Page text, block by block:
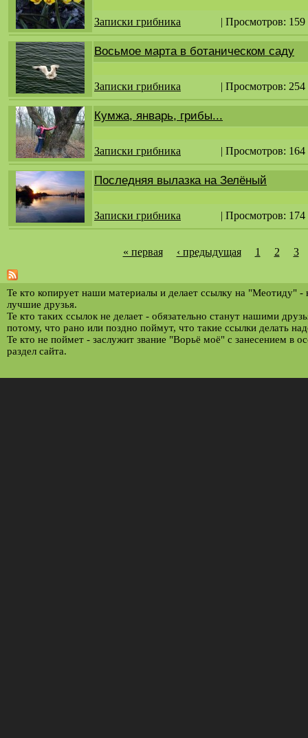
Записки грибника | Просмотров: 159
Восьмое марта в ботаническом саду
Записки грибника | Просмотров: 254
Кумжа, январь, грибы...
Записки грибника | Просмотров: 164
Последняя вылазка на Зелёный
Записки грибника | Просмотров: 174
т
р
а
н
и
« первая ‹ предыдущая 1 2 3
Те кто копирует наши материалы и делает ссылку на "Меотиду" -
лучшие друзья.
Те кто таких ссылок не делает - обязательно станут нашими
потому, что рано или поздно поймут, что такие ссылки делать
Те кто не поймет - заслужит звание "Ворьё моё" с занесением в
раздел сайта.